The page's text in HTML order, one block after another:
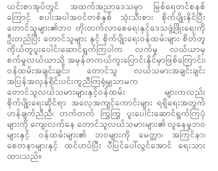
ယင်းစာအုပ်တွင် အထက်အညာဒေသမှာ မြစ်ရေတင်စနစ်
ကြောင့် စပါးအပါအဝင်တစ်နှစ် သုံးသီးစား စိုက်ပျိုးနိုင်ပြီး
တောင်သူများ၏ဘဝ တိုးတက်လာစေရေးနှင့်ဒေသဖွံ့ဖြိုးရေးကို
ဦးတည်ပြီး တောင်သူများ နှင့် စိုက်ပျိုးရေးဝန်ထမ်းများ စိတ်တူ
ကိုယ်တူပူးပေါင်း‌ဆောင်ရွက်ကြပါက လက်မှု လယ်ယာမှ
စက်မှုလယ်ယာသို့ အမှန်တကယ်ကူးပြောင်းနိုင်မှာဖြစ်ကြောင်း၊
ဝန်ထမ်းအချင်းချင်း၊ တောင်သူ လယ်သမားအချင်းချင်း
အပြန်အလှန်ရိုင်းပင်းကူညီကြရုံမျှသာမက
တောင်သူလယ်သမားများနှင့်ဝန်ထမ်း များကလည်း
စိုက်ပျိုးရေးဆိုင်ရာ အလေ့အကျင့်ကောင်းများ ရရှိရေးအတွက်
ဟန်ချက်ညီညီ၊ တက်တက် ကြွကြွ ပူးပေါင်းဆောင်ရွက်ကြပုံ
များကို ကျေးလက်နေ တောင်သူလယ်သမားများ၏ လူနေမှုဘဝ
များနှင့် ဝန်ထမ်းများ၏ ဘဝများကို မေတ္တာ၊ အကြင်နာ၊
စေတနာများနှင့် ထင်ဟပ်ပြီး ပီပြင်ပေါ်လွင်အောင် ရေးသား
ထားသည်။